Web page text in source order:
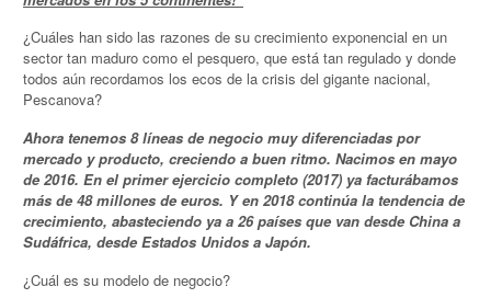
¿Cuáles han sido las razones de su crecimiento exponencial en un
sector tan maduro como el pesquero, que está tan regulado y donde
todos aún recordamos los ecos de la crisis del gigante nacional,
Pescanova?
Ahora tenemos 8 líneas de negocio muy diferenciadas por
mercado y producto, creciendo a buen ritmo. Nacimos en mayo
de 2016. En el primer ejercicio completo (2017) ya facturábamos
más de 48 millones de euros. Y en 2018 continúa la tendencia de
crecimiento, abasteciendo ya a 26 países que van desde China a
Sudáfrica, desde Estados Unidos a Japón.
¿Cuál es su modelo de negocio?